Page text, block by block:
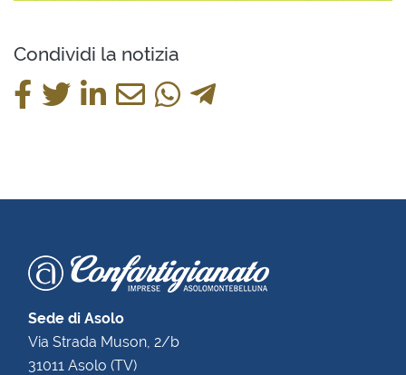
Condividi la notizia
Sede di Asolo
Via Strada Muson, 2/b
31011 Asolo (TV)